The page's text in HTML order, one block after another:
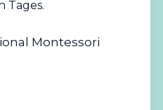
Tages.